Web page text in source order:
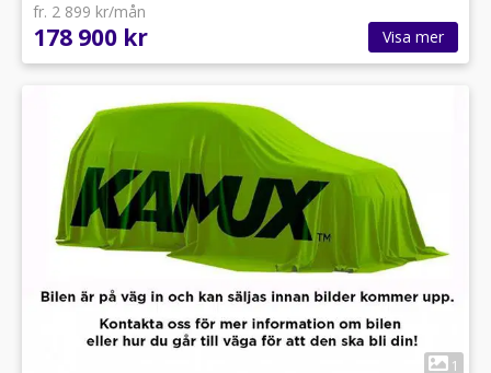
fr. 2 899 kr/mån
178 900 kr Visa mer
1